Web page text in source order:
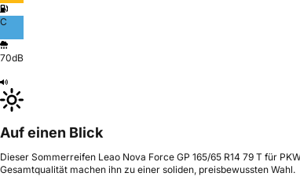
C
70dB
Auf einen Blick
Dieser Sommerreifen Leao Nova Force GP 165/65 R14 79 T für
Gesamtqualität machen ihn zu einer soliden, preisbewussten Wahl.